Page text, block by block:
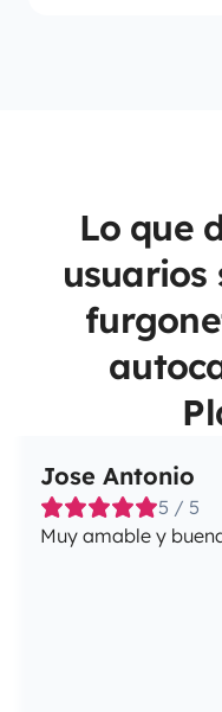
Lo que
usuarios
Jose Antonio
5 / 5
Muy amable y